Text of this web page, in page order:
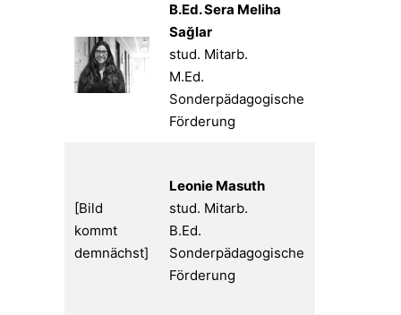
B.Ed. Sera Meliha
Sağlar
stud. Mitarb.
M.Ed.
Sonderpädagogische
Förderung
[Bild
kommt
demnächst]
Leonie Masuth
stud. Mitarb.
B.Ed.
Sonderpädagogische
Förderung